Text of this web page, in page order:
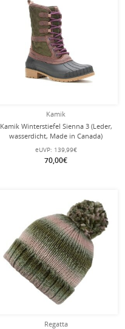
Kamik
Kamik Winterstiefel Sienna 3 (Leder,
wasserdicht, Made in Canada)
olivegrün Damen
eUVP: 139,99€
70,00€
Regatta